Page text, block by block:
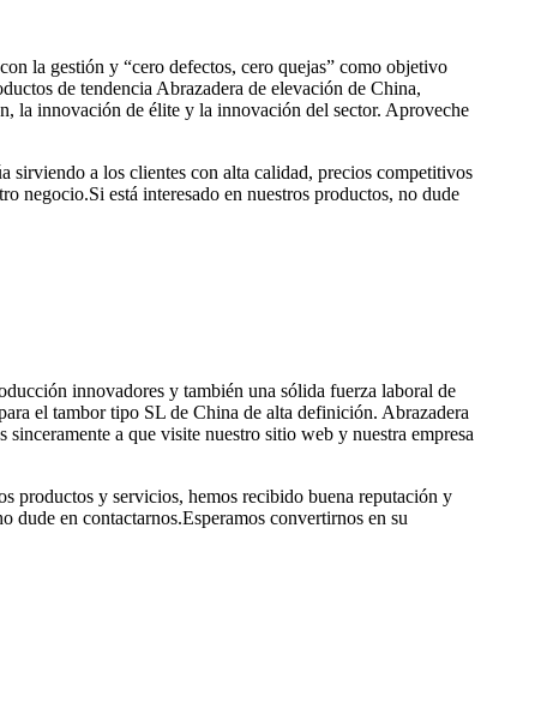
la gestión y “cero defectos, cero quejas” como objetivo
de tendencia Abrazadera de elevación de China,
la innovación de élite y la innovación del sector. Aproveche
sirviendo a los clientes con alta calidad, precios competitivos
negocio.Si está interesado en nuestros productos, no dude
innovadores y también una sólida fuerza laboral de
el tambor tipo SL de China de alta definición. Abrazadera
a que visite nuestro sitio web y nuestra empresa
productos y servicios, hemos recibido buena reputación y
dude en contactarnos.Esperamos convertirnos en su